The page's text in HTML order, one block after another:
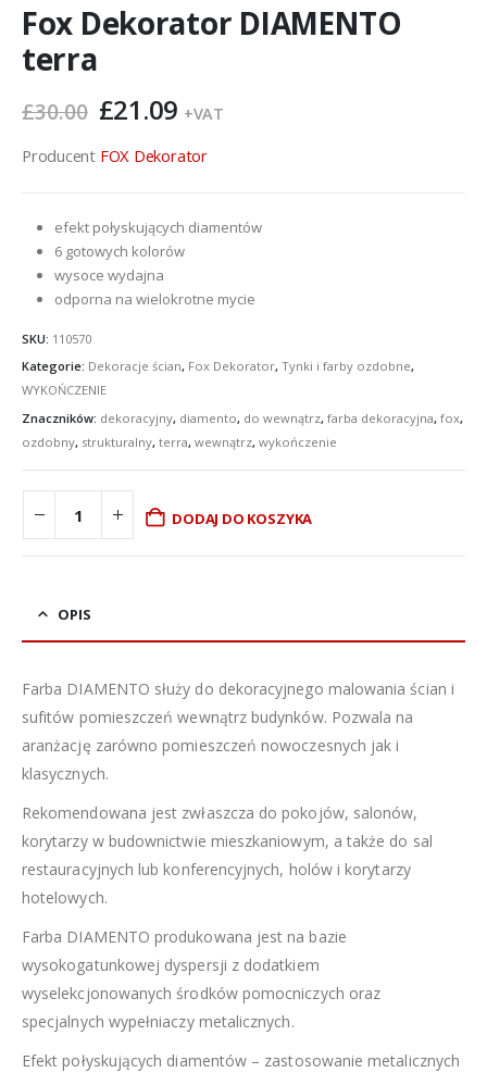
Fox Dekorator DIAMENTO
terra
£30.00 Pierwotna
wynosiła:
£21.09Aktualna
wynosi:
+VAT
Producent FOX Dekorator
efekt połyskujących diamentów
6 gotowych kolorów
wysoce wydajna
odporna na wielokrotne mycie
SKU: 110570
Kategorie: Dekoracje ścian, Fox Dekorator, Tynki i farby ozdobne,
WYKOŃCZENIE
Znaczników: dekoracyjny, diamento, do wewnątrz, farba dekoracyjna, fox,
ozdobny, strukturalny, terra, wewnątrz, wykończenie
DODAJ DO KOSZYKA
OPIS
Farba DIAMENTO służy do dekoracyjnego malowania ścian i
sufitów pomieszczeń wewnątrz budynków. Pozwala na
aranżację zarówno pomieszczeń nowoczesnych jak i
klasycznych.
Rekomendowana jest zwłaszcza do pokojów, salonów,
korytarzy w budownictwie mieszkaniowym, a także do sal
restauracyjnych lub konferencyjnych, holów i korytarzy
hotelowych.
Farba DIAMENTO produkowana jest na bazie
wysokogatunkowej dyspersji z dodatkiem
wyselekcjonowanych środków pomocniczych oraz
specjalnych wypełniaczy metalicznych.
Efekt połyskujących diamentów – zastosowanie metalicznych